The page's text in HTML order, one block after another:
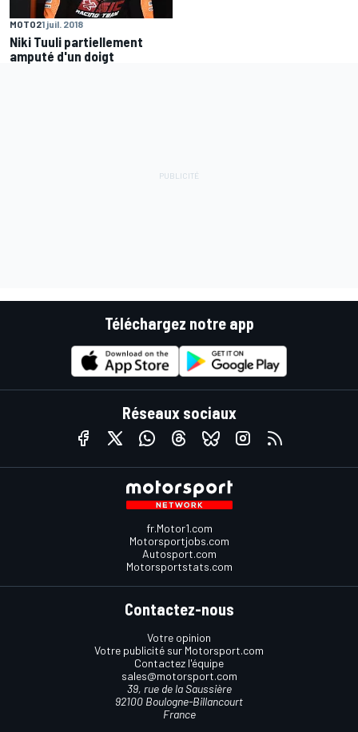
MOTO21 juil. 2018
Niki Tuuli partiellement
amputé d'un doigt
Téléchargez notre app
Réseaux sociaux
fr.Motor1.com
Motorsportjobs.com
Autosport.com
Motorsportstats.com
Contactez-nous
Votre opinion
Votre publicité sur Motorsport.com
Contactez l'équipe
sales@motorsport.com
39, rue de la Saussière
92100 Boulogne-Billancourt
France